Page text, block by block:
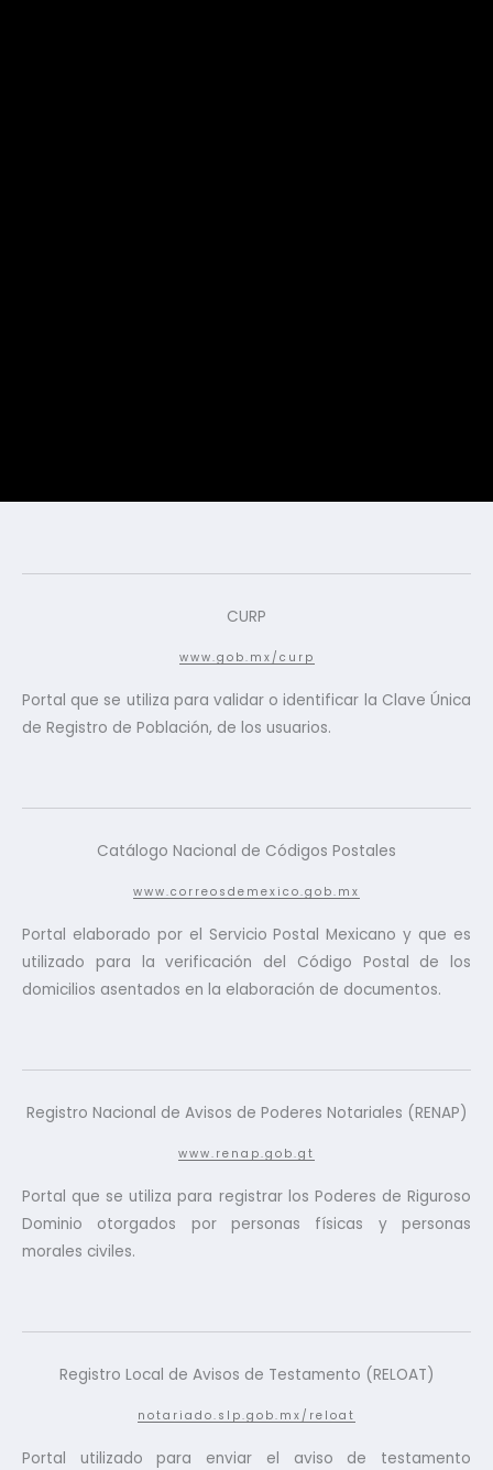
CURP
www.gob.mx/curp
Portal que se utiliza para validar o identificar la Clave Única
de Registro de Población, de los usuarios.
Catálogo Nacional de Códigos Postales
www.correosdemexico.gob.mx
Portal elaborado por el Servicio Postal Mexicano y que es
utilizado para la verificación del Código Postal de los
domicilios asentados en la elaboración de documentos.
Registro Nacional de Avisos de Poderes Notariales (RENAP)
www.renap.gob.gt
Portal que se utiliza para registrar los Poderes de Riguroso
Dominio otorgados por personas físicas y personas
morales civiles.
Registro Local de Avisos de Testamento (RELOAT)
notariado.slp.gob.mx/reloat
Portal utilizado para enviar el aviso de testamento